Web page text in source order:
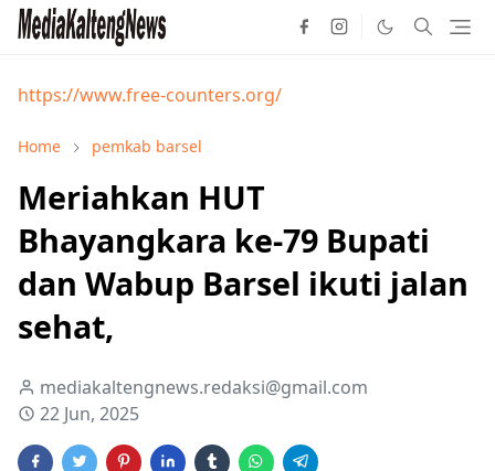
https://www.free-counters.org/
Home pemkab barsel
Meriahkan HUT
Bhayangkara ke-79 Bupati
dan Wabup Barsel ikuti jalan
sehat,
mediakaltengnews.redaksi@gmail.com
22 Jun, 2025